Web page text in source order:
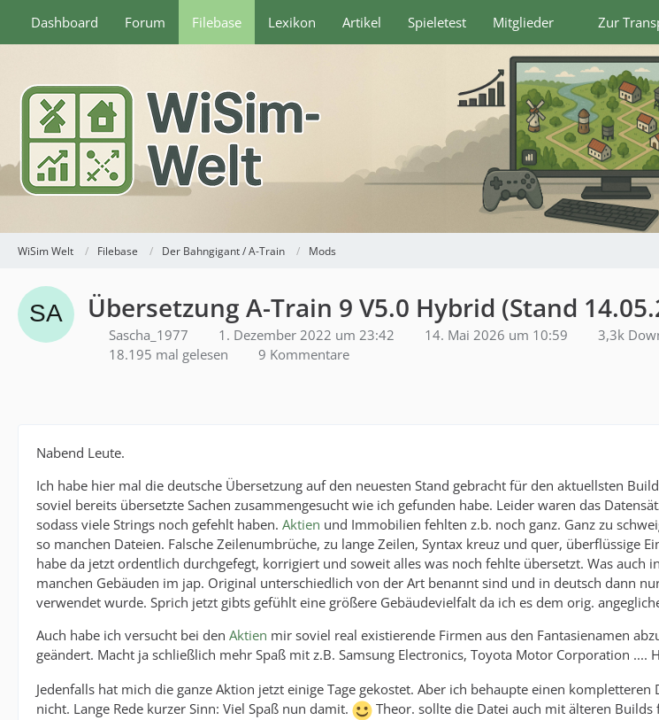
Dashboard Forum Filebase Lexikon Artikel Spieletest Mitglieder Zur
WiSim Welt Filebase Der Bahngigant / A-Train Mods
Übersetzung A-Train 9 V5.0 Hybrid (Stand
Sascha_1977 1. Dezember 2022 um 23:42 14. Mai 2026 um 10:59
3,3k
18.195 mal gelesen
9 Kommentare
Nabend Leute.
Ich habe hier mal die deutsche Übersetzung auf den neuesten Stand gebracht für den aktuellsten
soviel bereits übersetzte Sachen zusammengesucht wie ich gefunden habe. Leider waren das
sodass viele Strings noch gefehlt haben. Aktien und Immobilien fehlten z.b. noch ganz. Ganz zu
so manchen Dateien. Falsche Zeilenumbrüche, zu lange Zeilen, Syntax kreuz und quer, überflüssige
habe da jetzt ordentlich durchgefegt, korrigiert und soweit alles was noch fehlte übersetzt. Was auch
manchen Gebäuden im jap. Original unterschiedlich von der Art benannt sind und in deutsch dann
verwendet wurde. Sprich jetzt gibts gefühlt eine größere Gebäudevielfalt da ich es dem orig.
Auch habe ich versucht bei den Aktien mir soviel real existierende Firmen aus den Fantasienamen
geändert. Macht ja schließlich mehr Spaß mit z.B. Samsung Electronics, Toyota Motor Corporation ....
Jedenfalls hat mich die ganze Aktion jetzt einige Tage gekostet. Aber ich behaupte einen kompletteren
nicht. Lange Rede kurzer Sinn: Viel Spaß nun damit.
Theor. sollte die Datei auch mit älteren